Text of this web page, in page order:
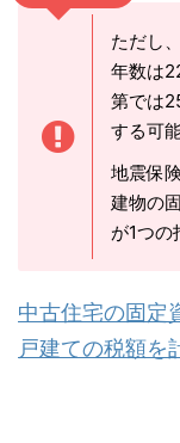
ただし
年数は
第では
する可
地震保
建物の
が1つの
中古住宅の固定
戸建ての税額を